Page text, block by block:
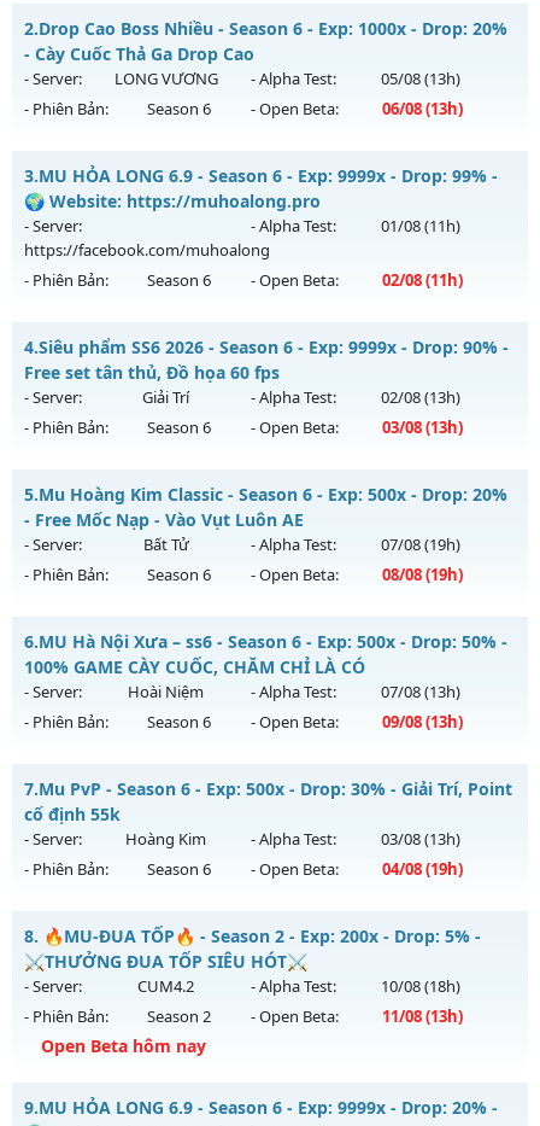
MU THIÊN MỆNH - SEASON 6.3 CLASSIC
Mu mới ra tháng 08 2026 - Mở máy chủ
19h ngày 09/08/2626
Exp: 500x - Drop: 20%
Thể loại: Mu Nguyên bản Webzen
Antihack: Antihack chạy bằng cơm
2.Drop Cao Boss Nhiều - Season 6 - Exp: 1000x - Drop: 20%
- Cày Cuốc Thả Ga Drop Cao
- Server: LONG VƯƠNG - Alpha Test: 05/08(13h)
- Phiên Bản:
Season 6 - Open Beta: 06/08(13h)
Drop Cao Boss Nhiều - Cày Cuốc Thả Ga Drop Cao
Mu mới ra tháng 08 2026 - Mở máy chủ
13h ngày 06/08/2626
Exp: 1000x - Drop: 20%
Thể loại: Mu Nguyên bản Webzen
Antihack: GameGuard
3.MU HỎA LONG 6.9 - Season 6 - Exp: 9999x - Drop: 99% -
🌍 Website: https://muhoalong.pro
- Server:
https://facebook.com/muhoalong
- Alpha Test: 01/08(11h)
- Phiên Bản: Season 6 - Open Beta: 02/08(11h)
MU HỎA LONG 6.9 - 🌍 Website: https://muhoalong.pro
Mu mới ra tháng 08 2026 - Mở máy chủ
https://facebook.com/muhoalongvào 11h ngày
02/08/2626
Kiểu reset: Non Reset
Thể loại: Mu Nguyên bản Webzen
Antihack: XShield
4.Siêu phẩm SS6 2026 - Season 6 - Exp: 9999x - Drop: 90% -
Free set tân thủ, Đồ họa 60 fps
- Server: Giải Trí - Alpha Test: 02/08(13h)
- Phiên Bản:
Season 6 - Open Beta: 03/08(13h)
Siêu phẩm SS6 2026 - Free set tân thủ, Đồ họa 60 fps
Mu mới ra tháng 08 2026 - Mở máy chủ
ngày 03/08/2626
Exp: 9999x - Drop: 90%
Thể loại: Mu Bán Đồ Full Trong Shop
Antihack: Anti Phoenix
5.Mu Hoàng Kim Classic - Season 6 - Exp: 500x - Drop: 20%
- Free Mốc Nạp - Vào Vụt Luôn AE
- Server: Bất Tử - Alpha Test: 07/08(19h)
- Phiên Bản:
Season 6 - Open Beta: 08/08(19h)
Mu Hoàng Kim Classic - Free Mốc Nạp - Vào Vụt Luôn AE
Mu mới ra tháng 08 2026 - Mở máy chủBất Tử
ngày 08/08/2626
Exp: 500x - Drop: 20%
Thể loại: Mu Nguyên bản Webzen
Antihack: X-Team
6.MU Hà Nội Xưa – ss6 - Season 6 - Exp: 500x - Drop: 50% -
100% GAME CÀY CUỐC, CHĂM CHỈ LÀ CÓ
- Server: Hoài Niệm - Alpha Test: 07/08(13h)
- Phiên Bản:
Season 6 - Open Beta: 09/08(13h)
MU Hà Nội Xưa – ss6 - 100% GAME CÀY CUỐC, CHĂM CHỈ LÀ
CÓ
Mu mới ra tháng 08 2026 - Mở máy chủ
Hoài Niệmvào 13h
ngày 09/08/2626
Kiểu reset: Reset In Game
Thể loại: Mu Nguyên bản Webzen
Antihack: BDCAM
7.Mu PvP - Season 6 - Exp: 500x - Drop: 30% - Giải Trí, Point
cố định 55k
- Server: Hoàng Kim - Alpha Test: 03/08(13h)
- Phiên Bản:
Season 6 - Open Beta: 04/08(19h)
Mu PvP - Giải Trí, Point cố định 55k
Mu mới ra tháng 08 2026 - Mở máy chủ
ngày 04/08/2626
Exp: 500x - Drop: 30%
Kiểu reset: Reset In Game
Thể loại: Mu Nguyên bản Webzen
8. 🔥MU-ĐUA TỐP🔥 - Season 2 - Exp: 200x - Drop: 5% -
⚔️THƯỞNG ĐUA TỐP SIÊU HÓT⚔️
- Server: CUM4.2 - Alpha Test: 10/08(18h)
- Phiên Bản:
Season 2 - Open Beta: 11/08(13h)
Open Beta hôm nay
🔥MU-ĐUA TỐP🔥 - ⚔️THƯỞNG ĐUA TỐP SIÊU HÓT⚔️
9.MU HỎA LONG 6.9 - Season 6 - Exp: 9999x - Drop: 20% -